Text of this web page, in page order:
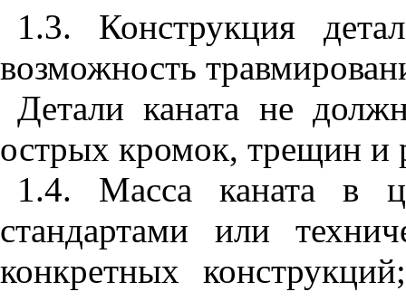
1.3. Конструкция
возможность
Детали каната не
острых кромок, трещин и
1.4. Масса каната в
стандартами или
конкретных